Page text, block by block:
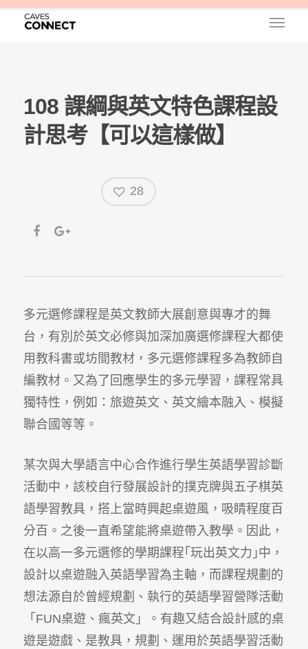
108 課綱與英文特色課程設
計思考【可以這樣做】
28
多元選修課程是英文教師大展創意與專才的舞
台，有別於英文必修與加深加廣選修課程大都使
用教科書或坊間教材，多元選修課程多為教師自
編教材。又為了回應學生的多元學習，課程常具
獨特性，例如：旅遊英文、英文繪本融入、模擬
聯合國等等。
某次與大學語言中心合作進行學生英語學習診斷
活動中，該校自行發展設計的撲克牌與五子棋英
語學習教具，搭上當時興起桌遊風，吸睛程度百
分百。之後一直希望能將桌遊帶入教學。因此，
在以高一多元選修的學期課程｢玩出英文力｣中，
設計以桌遊融入英語學習為主軸，而課程規劃的
想法源自於曾經規劃、執行的英語學習營隊活動
「FUN桌遊、瘋英文」。有趣又結合設計感的桌
遊是遊戲、是教具，規劃、運用於英語學習活動